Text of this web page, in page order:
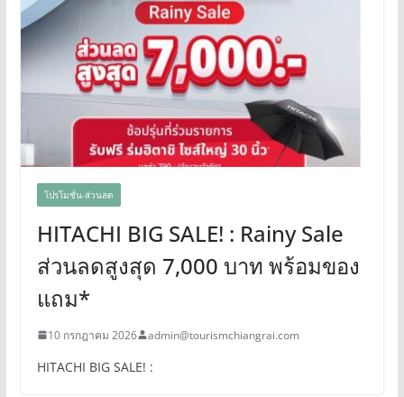
โปรโมชั่น-ส่วนลด
HITACHI BIG SALE! : Rainy Sale
ส่วนลดสูงสุด 7,000 บาท พร้อมของ
แถม*
10 กรกฎาคม 2026 admin@tourismchiangrai.com
HITACHI BIG SALE! :